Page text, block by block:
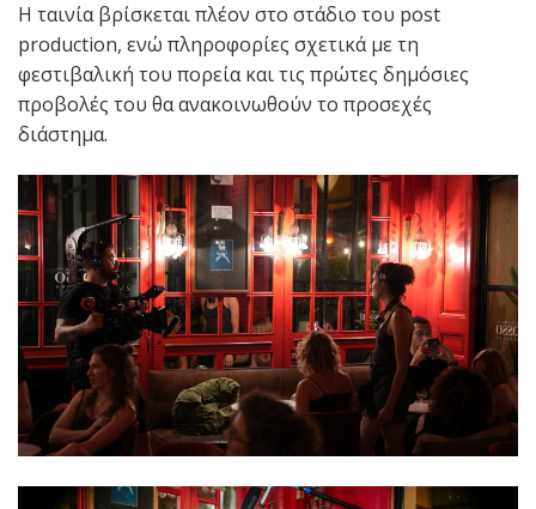
Η ταινία βρίσκεται πλέον στο στάδιο του post
production, ενώ πληροφορίες σχετικά με τη
φεστιβαλική του πορεία και τις πρώτες δημόσιες
προβολές του θα ανακοινωθούν το προσεχές
διάστημα.